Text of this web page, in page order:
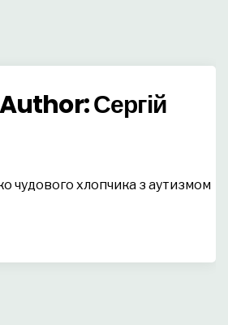
Сергій
чудового хлопчика з аутизмом